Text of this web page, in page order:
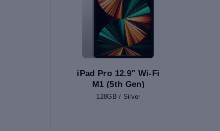
iPad Pro 12.9" Wi-Fi
M1 (5th Gen)
128GB / Silver